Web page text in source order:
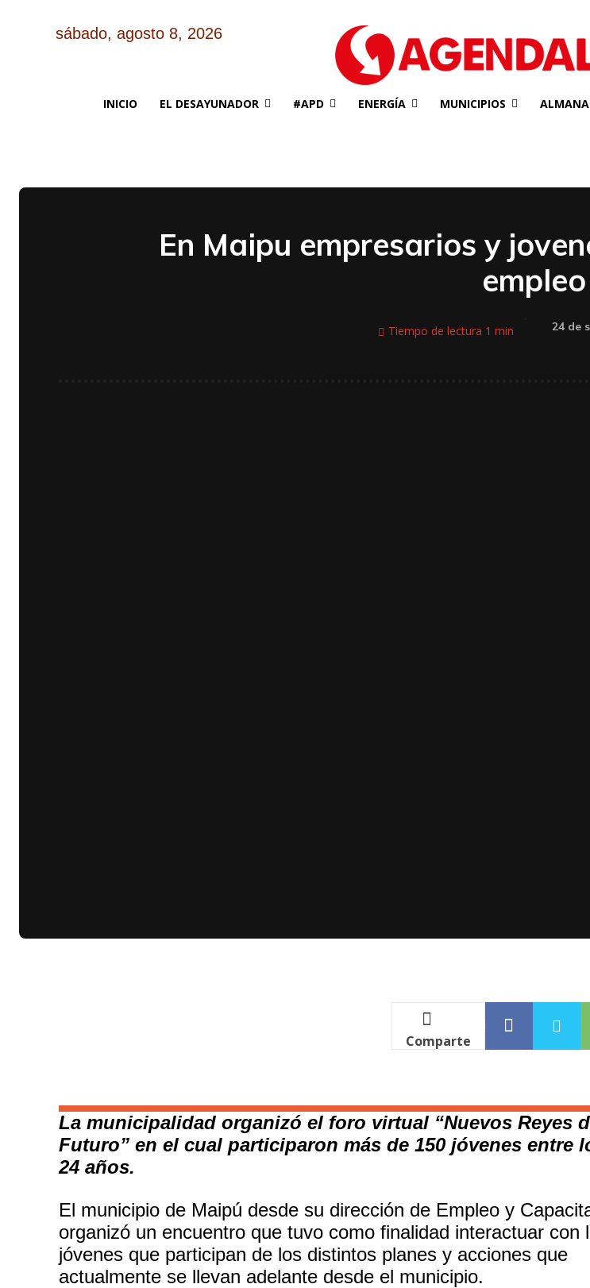
sábado, agosto 8, 2026
INICIO EL DESAYUNADOR #APD ENERGÍA MUNICIPIOS
En Maipu empresarios y
empleo
Tiempo de lectura 1 min 24 de
Comparte
La municipalidad organizó el foro virtual “Nuevos Reyes
Futuro” en el cual participaron más de 150 jóvenes entre
24 años.
El municipio de Maipú desde su dirección de Empleo y
organizó un encuentro que tuvo como finalidad interactuar con
jóvenes que participan de los distintos planes y acciones que
actualmente se llevan adelante desde el municipio.